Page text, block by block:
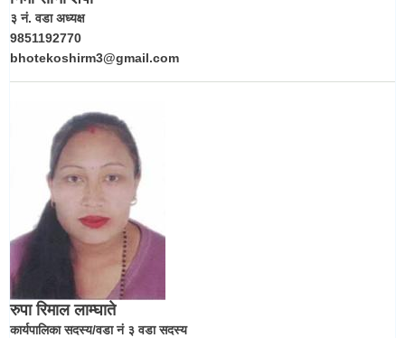
३ नं. वडा अध्यक्ष
9851192770
bhotekoshirm3@gmail.com
रुपा रिमाल लाम्घाते
कार्यपालिका सदस्य/वडा नं ३ वडा सदस्य